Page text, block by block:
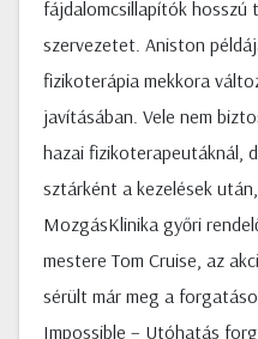
fájdalomcsillapítók hosszú
szervezetet. Aniston
fizikoterápia mekkora
javításában. Vele nem
hazai fizikoterapeutáknál,
sztárként a kezelések
MozgásKlinika győri
mestere Tom Cruise, az
sérült már meg a
Impossible – Utóhatás